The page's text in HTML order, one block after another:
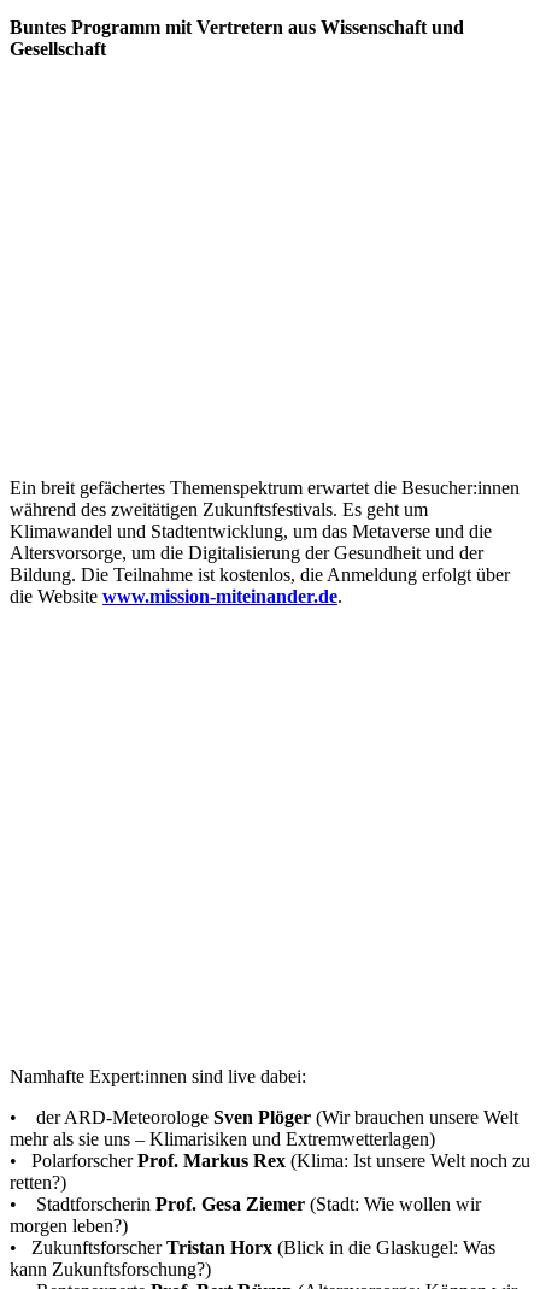
Buntes Programm mit Vertretern aus Wissenschaft und
Gesellschaft
Ein breit gefächertes Themenspektrum erwartet die Besucher:innen
während des zweitätigen Zukunftsfestivals. Es geht um
Klimawandel und Stadtentwicklung, um das Metaverse und die
Altersvorsorge, um die Digitalisierung der Gesundheit und der
Bildung. Die Teilnahme ist kostenlos, die Anmeldung erfolgt über
die Website www.mission-miteinander.de.
Namhafte Expert:innen sind live dabei:
• der ARD-Meteorologe Sven Plöger (Wir brauchen unsere Welt
mehr als sie uns – Klimarisiken und Extremwetterlagen)
• PolarforscherProf. Markus Rex (Klima: Ist unsere Welt noch zu
retten?)
• Stadtforscherin Prof. Gesa Ziemer (Stadt: Wie wollen wir
morgen leben?)
• ZukunftsforscherTristan Horx (Blick in die Glaskugel: Was
kann Zukunftsforschung?)